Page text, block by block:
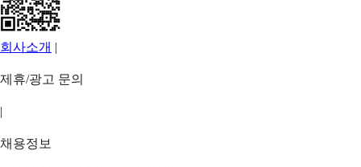
회사소개 |
제휴/광고 문의
|
채용정보